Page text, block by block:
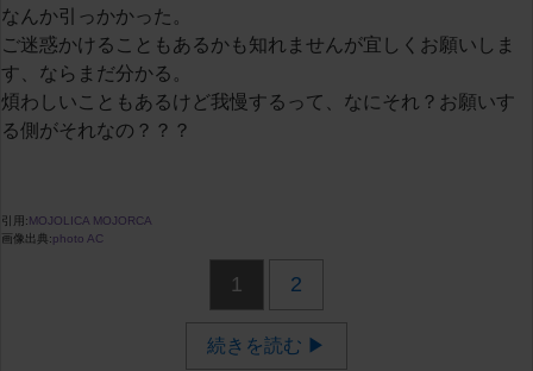
なんか引っかかった。
ご迷惑かけることもあるかも知れませんが宜しくお願いしま
す、ならまだ分かる。
煩わしいこともあるけど我慢するって、なにそれ？お願いす
る側がそれなの？？？
引用:MOJOLICA MOJORCA
画像出典:photo AC
1 2
続きを読む ▶